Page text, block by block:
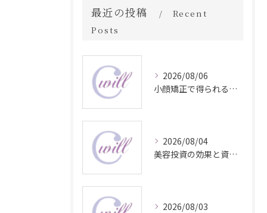
最近の投稿
Recent
Posts
2026/08/06
小顔矯正で得られる顔変化の科学的効果
2026/08/04
美容投資の効果と資産価値の解説
2026/08/03